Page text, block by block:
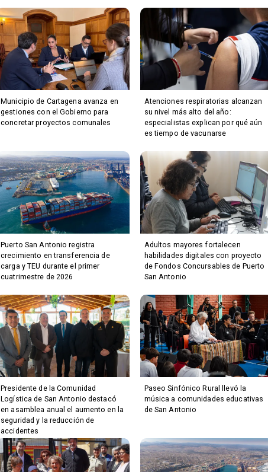
Municipio de Cartagena avanza en
gestiones con el Gobierno para
concretar proyectos comunales
Atenciones respiratorias alcanzan
su nivel más alto del año:
especialistas explican por qué aún
es tiempo de vacunarse
Puerto San Antonio registra
crecimiento en transferencia de
carga y TEU durante el primer
cuatrimestre de 2026
Adultos mayores fortalecen
habilidades digitales con proyecto
de Fondos Concursables de Puerto
San Antonio
Presidente de la Comunidad
Logística de San Antonio destacó
en asamblea anual el aumento en la
seguridad y la reducción de
accidentes
Paseo Sinfónico Rural llevó la
música a comunidades educativas
de San Antonio